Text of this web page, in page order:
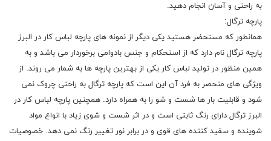
به راحتی و آسان انجام دهید.
پارچه ترگال:
همانطور که مستحضر هستید یکی دیگر از نمونه های پارچه لباس کار در البرز
پارچه ترگال نام دارد که از استحکام و جنس بادوامی برخوردار می باشد و به
همین منظور در تولید لباس کار یکی از بهترین پارچه ها به شمار می روند. از
ویژگی های منحصر به فرد آن این است که پارچه ترگال به راحتی چروک نمی
شود و قابلیت بار ها شست و شو را به همراه دارد. همچنین پارچه لباس کار در
البرز ترگال دارای رنگ ثابتی است و در اثر شست و شوی زیاد با انواع مواد
شوینده و سفید کننده های قوی و در برابر نور تغییر رنگ نمی دهد. خصوصیات